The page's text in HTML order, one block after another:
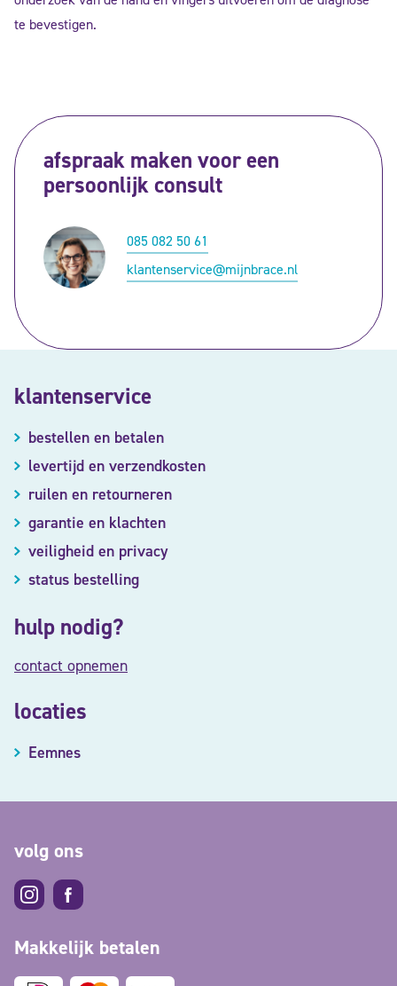
te bevestigen.
afspraak maken voor een
persoonlijk consult
085 082 50 61
klantenservice@mijnbrace.nl
klantenservice
bestellen en betalen
levertijd en verzendkosten
ruilen en retourneren
garantie en klachten
veiligheid en privacy
status bestelling
hulp nodig?
contact opnemen
locaties
Eemnes
volg ons
Makkelijk betalen